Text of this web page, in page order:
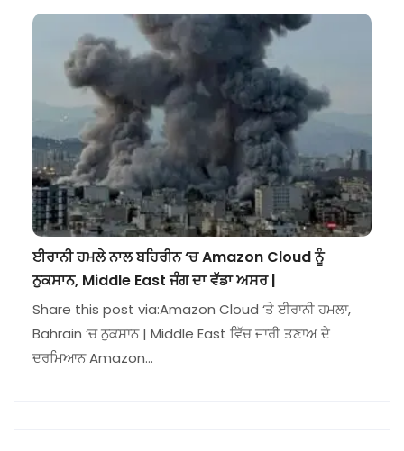
ਈਰਾਨੀ ਹਮਲੇ ਨਾਲ ਬਹਿਰੀਨ ‘ਚ Amazon Cloud ਨੂੰ
ਨੁਕਸਾਨ, Middle East ਜੰਗ ਦਾ ਵੱਡਾ ਅਸਰ |
Share this post via:Amazon Cloud ‘ਤੇ ਈਰਾਨੀ ਹਮਲਾ,
Bahrain ‘ਚ ਨੁਕਸਾਨ | Middle East ਵਿੱਚ ਜਾਰੀ ਤਣਾਅ ਦੇ
ਦਰਮਿਆਨ Amazon…